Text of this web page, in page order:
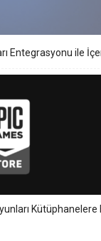
Entegrasyonu ile
Kütüphanelere